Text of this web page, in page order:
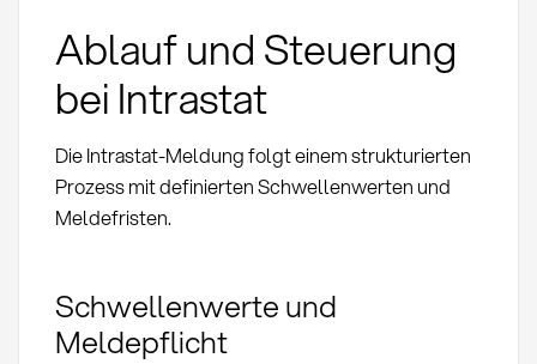
Ablauf und Steuerung
bei Intrastat
Die Intrastat-Meldung folgt einem strukturierten
Prozess mit definierten Schwellenwerten und
Meldefristen.
Schwellenwerte und
Meldepflicht